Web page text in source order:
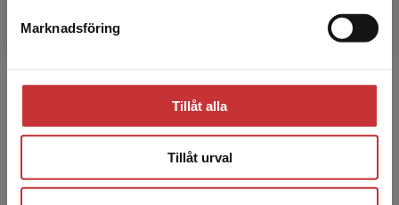
Marknadsföring
Tillåt alla
Tillåt urval
Ivan Andrés Castillo
Ivan Andrés Castillo är en